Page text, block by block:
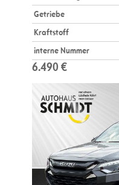
Getriebe
Kraftstoff
interne Nummer
6.490 €